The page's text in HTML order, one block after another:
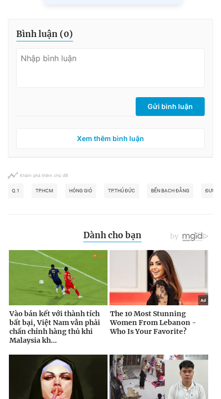
Bình luận (0)
Gửi bình luận
Xem thêm bình luận
Khám phá thêm chủ đề
Q.1 TP.HCM HÓNG GIÓ TP.THỦ ĐỨC BẾN BẠCH ĐẰNG